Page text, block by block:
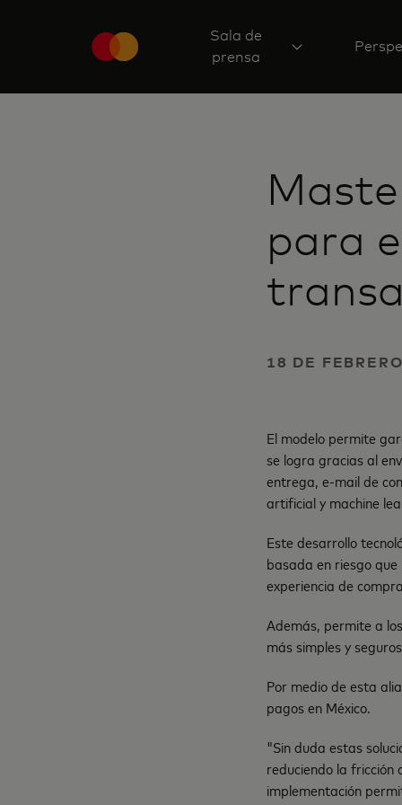
Sala de
prensa
para
18 DE
El modelo permite
se logra gracias al
entrega, e-mail de
artificial y machine
Este desarrollo
basada en riesgo
experiencia de
Además, permite a
más simples y
Por medio de esta
pagos en México.
"Sin duda estas
reduciendo la
implementación